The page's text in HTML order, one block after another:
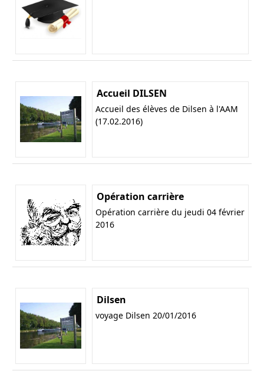
Accueil DILSEN
Accueil des élèves de Dilsen à l'AAM
(17.02.2016)
Opération carrière
Opération carrière du jeudi 04 février
2016
Dilsen
voyage Dilsen 20/01/2016